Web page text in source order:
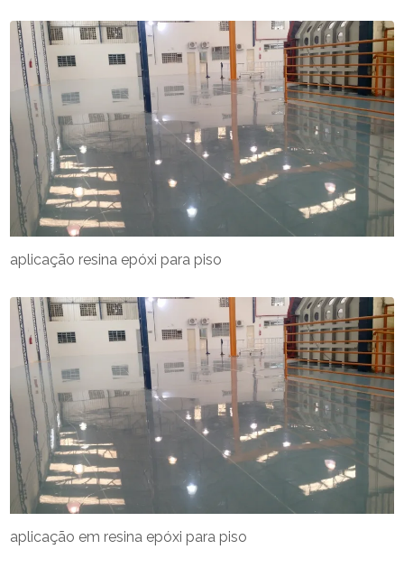
aplicação resina epóxi para piso
aplicação em resina epóxi para piso